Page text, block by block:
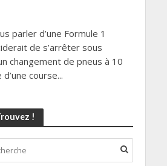
parler d’une Formule 1
de s’arrêter sous
changement de pneus à 10
course...
!